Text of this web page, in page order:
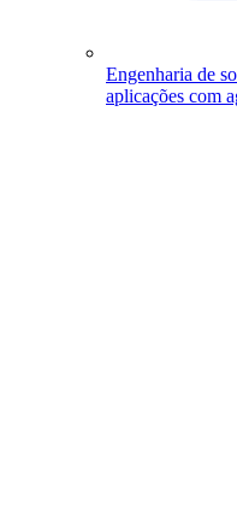
Engenharia de
aplicações com